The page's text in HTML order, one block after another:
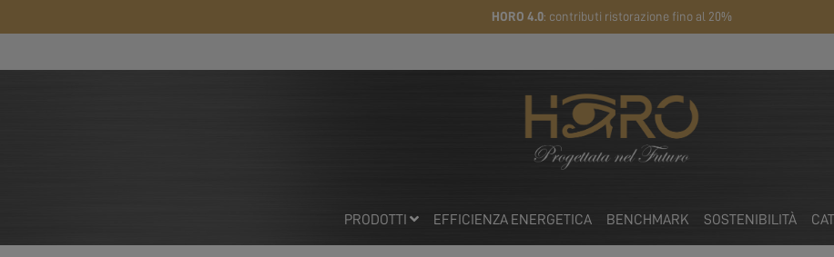
HORO 4.0: contributi ristorazione fino al 20%
PRODOTTI EFFICIENZA ENERGETICA BENCHMARK SOSTENIBILITÀ